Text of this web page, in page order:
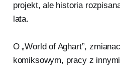
projekt, ale historia
lata.
O „World of Aghart”,
komiksowym, pracy z